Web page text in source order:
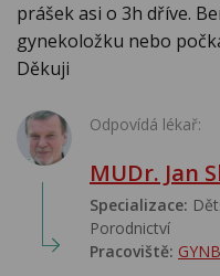
prášek asi o 3h dříve.
gynekoložku nebo
Děkuji
Odpovídá lékař:
MUDr. Jan
Specializace:
Porodnictví
Pracoviště: